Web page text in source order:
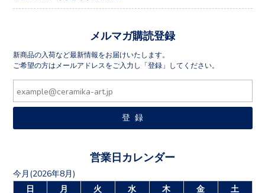
メルマガ購読登録
新商品の入荷など最新情報をお届けいたします。
ご希望の方はメールアドレスをご入力し「登録」してください。
営業日カレンダー
今月(2026年8月)
日
月 火 水 木 金
土